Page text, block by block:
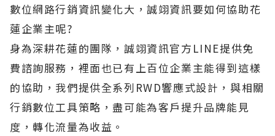
數位網路行銷資訊變化大，誠翊資訊要如何協助花
蓮企業主呢?
身為深耕花蓮的團隊，誠翊資訊官方LINE提供免
費諮詢服務，裡面也已有上百位企業主能得到這樣
的協助，我們提供全系列RWD響應式設計，與相關
行銷數位工具策略，盡可能為客戶提升品牌能見
度，轉化流量為收益。